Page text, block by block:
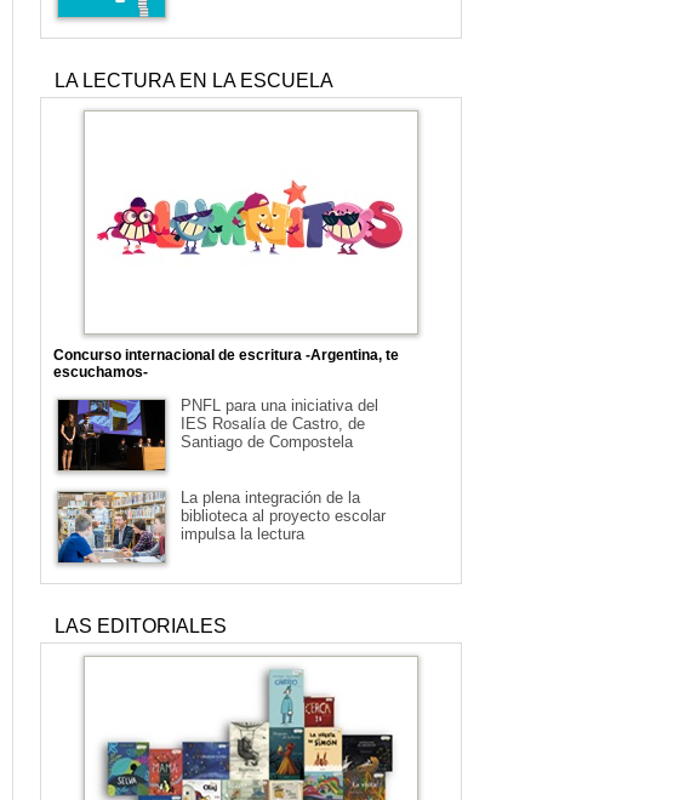
LA LECTURA EN LA ESCUELA
Concurso internacional de escritura -Argentina, te
escuchamos-
PNFL para una iniciativa del
IES Rosalía de Castro, de
Santiago de Compostela
La plena integración de la
biblioteca al proyecto escolar
impulsa la lectura
LAS EDITORIALES